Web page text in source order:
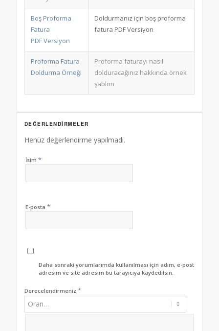
Boş Proforma
Fatura
PDF Versiyon
Doldurmanız için boş proforma
fatura PDF Versiyon
Proforma Fatura
Doldurma Örneği
Proforma faturayı nasıl
dolduracağınız hakkında örnek
şablon
DEĞERLENDIRMELER
Henüz değerlendirme yapılmadı.
İsim *
E-posta *
Daha sonraki yorumlarımda kullanılması için adım, e-posta
adresim ve site adresim bu tarayıcıya kaydedilsin.
Derecelendirmeniz *